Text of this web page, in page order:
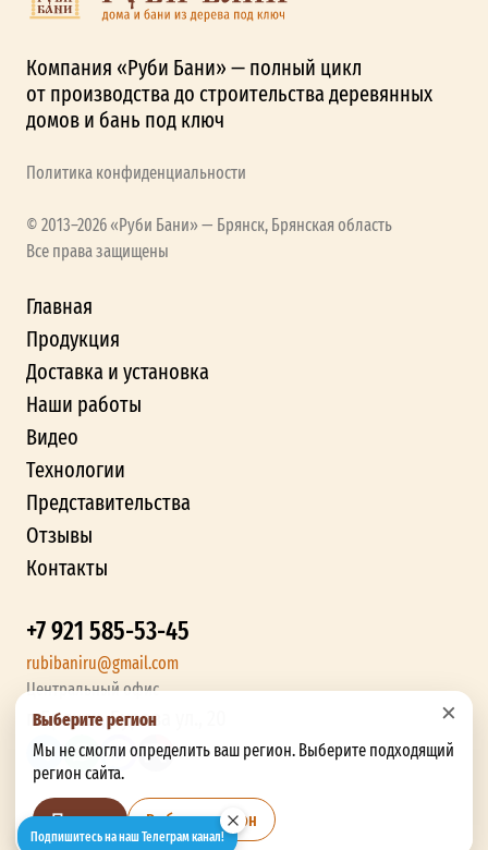
×
Выберите регион
Мы не смогли определить ваш регион. Выберите подходящий
регион сайта.
Позже Выбрать регион
Компания «Руби Бани» — полный цикл
от производства до строительства деревянных
домов и бань под ключ
Политика конфиденциальности
© 2013–2026 «Руби Бани» — Брянск, Брянская область
Все права защищены
Главная
Продукция
Доставка и установка
Наши работы
Видео
Технологии
Представительства
Отзывы
Контакты
+7 921 585-53-45
rubibaniru@gmail.com
Центральный офис
г. Брянск, Бурова ул., 20
Подпишитесь на наш Телеграм канал!